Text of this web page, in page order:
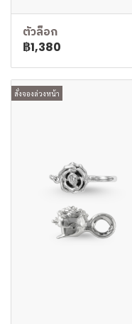
ตัวล็อก
฿1,380
สั่งจองล่วงหน้า